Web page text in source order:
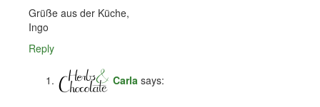
Grüße aus der Küche,
Ingo
Reply
Carla says: